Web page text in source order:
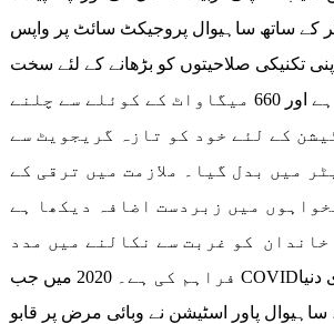
کے ساتھ ساہیوال پروجیکٹ سائٹ پر واپس
تکنیکی صلاحیتوں کو بڑھانے کے لئے سخت
کوشش کر رہا ہے اور 660 میگاواٹ کے کوئلے سے چلنے
کے لئے خود کو تازہ گریجویٹ سے
میں بدل گیا۔ ملازمت میں ترقی کے
میں زبردست اضافہ دیکھا ہے
کو غربت سے نکالنے میں مدد
فراہم کی ہے۔ 2020 میں جب COVIDـ19 وائرس نے پوری دنیا
پاور اسٹیشن نے وبائی مرض پر قابو